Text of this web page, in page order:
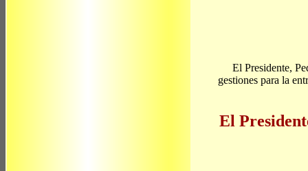
El Presidente,
gestiones para la
El